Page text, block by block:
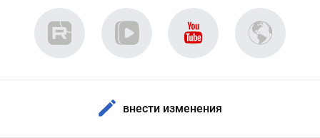
внести изменения